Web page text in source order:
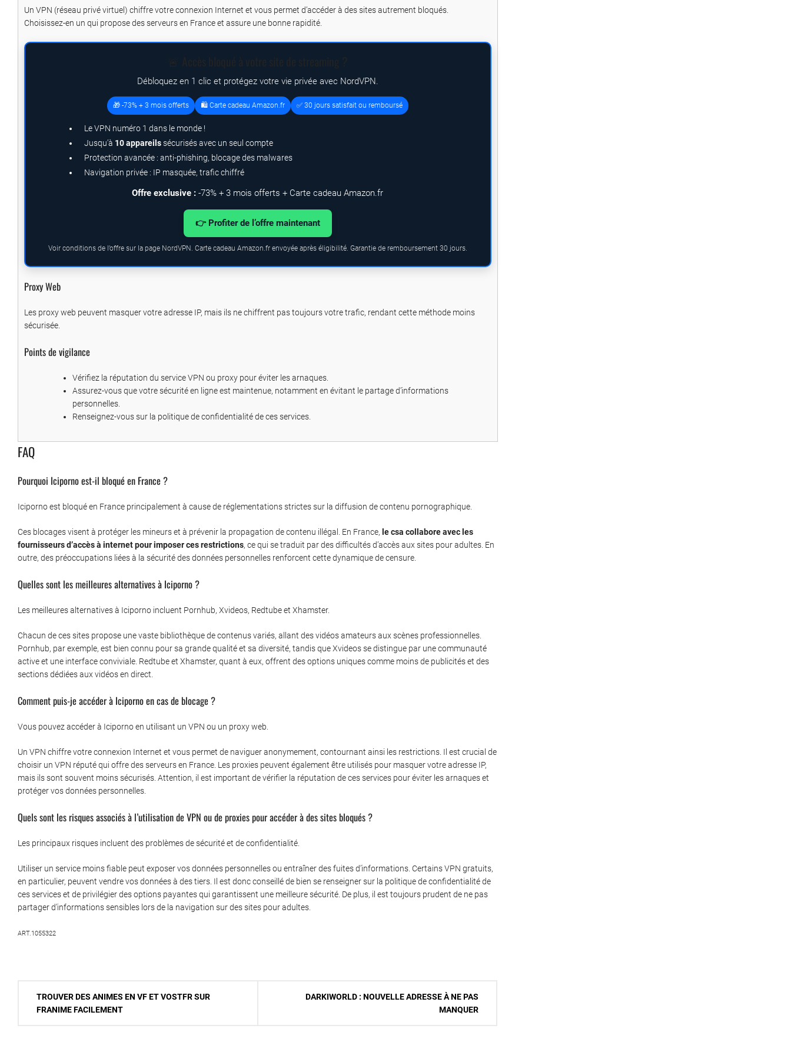
Un VPN (réseau privé virtuel) chiffre votre connexion Internet et vous permet d’accéder à des sites autrement bloqués.
Choisissez-en un qui propose des serveurs en France et assure une bonne rapidité.
Débloquez en 1 clic et protégez votre vie privée avec NordVPN.
🎁 -73% + 3 mois offerts 🛍️ Carte cadeau Amazon.fr ✅ 30 jours satisfait ou remboursé
Le VPN numéro 1 dans le monde !
Jusqu’à 10 appareilssécurisés avec un seul compte
Protection avancée : anti-phishing, blocage des malwares
Navigation privée : IP masquée, trafic chiffré
Offre exclusive : -73% + 3 mois offerts + Carte cadeau Amazon.fr
👉 Profiter de l’offre maintenant
Voir conditions de l’offre sur la page NordVPN. Carte cadeau Amazon.fr envoyée après éligibilité. Garantie de remboursement 30 jours.
Proxy Web
Les proxy web peuvent masquer votre adresse IP, mais ils ne chiffrent pas toujours votre trafic, rendant cette méthode moins
sécurisée.
Points de vigilance
Vérifiez la réputation du service VPN ou proxy pour éviter les arnaques.
Assurez-vous que votre sécurité en ligne est maintenue, notamment en évitant le partage d’informations
personnelles.
Renseignez-vous sur la politique de confidentialité de ces services.
FAQ
Pourquoi Iciporno est-il bloqué en France ?
Iciporno est bloqué en France principalement à cause de réglementations strictes sur la diffusion de contenu pornographique.
Ces blocages visent à protéger les mineurs et à prévenir la propagation de contenu illégal. En France, le csa collabore avec les
fournisseurs d’accès à internet pour imposer ces restrictions, ce qui se traduit par des difficultés d’accès aux sites pour adultes. En
outre, des préoccupations liées à la sécurité des données personnelles renforcent cette dynamique de censure.
Quelles sont les meilleures alternatives à Iciporno ?
Les meilleures alternatives à Iciporno incluent Pornhub, Xvideos, Redtube et Xhamster.
Chacun de ces sites propose une vaste bibliothèque de contenus variés, allant des vidéos amateurs aux scènes professionnelles.
Pornhub, par exemple, est bien connu pour sa grande qualité et sa diversité, tandis que Xvideos se distingue par une communauté
active et une interface conviviale. Redtube et Xhamster, quant à eux, offrent des options uniques comme moins de publicités et des
sections dédiées aux vidéos en direct.
Comment puis-je accéder à Iciporno en cas de blocage ?
Vous pouvez accéder à Iciporno en utilisant un VPN ou un proxy web.
Un VPN chiffre votre connexion Internet et vous permet de naviguer anonymement, contournant ainsi les restrictions. Il est crucial de
choisir un VPN réputé qui offre des serveurs en France. Les proxies peuvent également être utilisés pour masquer votre adresse IP,
mais ils sont souvent moins sécurisés. Attention, il est important de vérifier la réputation de ces services pour éviter les arnaques et
protéger vos données personnelles.
Quels sont les risques associés à l’utilisation de VPN ou de proxies pour accéder à des sites bloqués ?
Les principaux risques incluent des problèmes de sécurité et de confidentialité.
Utiliser un service moins fiable peut exposer vos données personnelles ou entraîner des fuites d’informations. Certains VPN gratuits,
en particulier, peuvent vendre vos données à des tiers. Il est donc conseillé de bien se renseigner sur la politique de confidentialité de
ces services et de privilégier des options payantes qui garantissent une meilleure sécurité. De plus, il est toujours prudent de ne pas
partager d’informations sensibles lors de la navigation sur des sites pour adultes.
ART.1055322
Navigation
TROUVER DES ANIMES EN VF ET VOSTFR SUR
FRANIME FACILEMENT
DARKIWORLD : NOUVELLE ADRESSE À NE PAS
MANQUER